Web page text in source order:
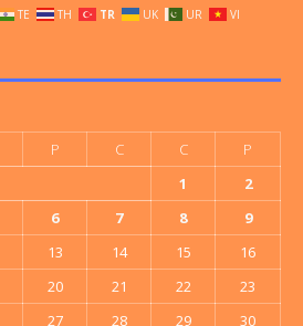
TE TH TR UK UR VI
P C C
P
1
2
6 7 8
9
13 14 15
16
20 21 22
23
27 28 29 30